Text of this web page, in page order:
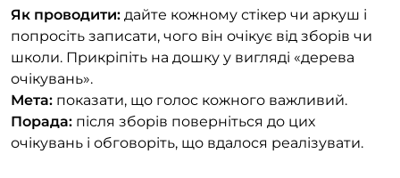
Як проводити: дайте кожному стікер чи аркуш і
попросіть записати, чого він очікує від зборів чи
школи. Прикріпіть на дошку у вигляді «дерева
очікувань».
Мета: показати, що голос кожного важливий.
Порада: після зборів поверніться до цих
очікувань і обговоріть, що вдалося реалізувати.